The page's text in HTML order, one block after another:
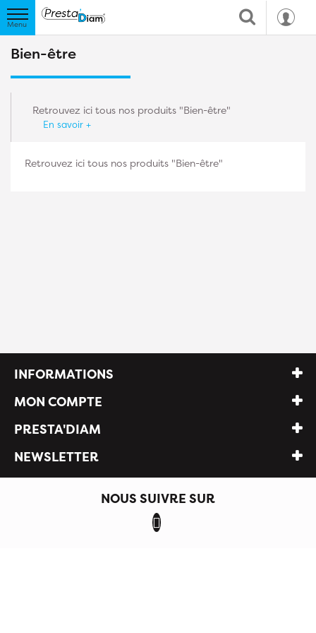
Bien-être
Retrouvez ici tous nos produits "Bien-être"
En savoir +
Retrouvez ici tous nos produits "Bien-être"
INFORMATIONS
MON COMPTE
PRESTA'DIAM
NEWSLETTER
NOUS SUIVRE SUR